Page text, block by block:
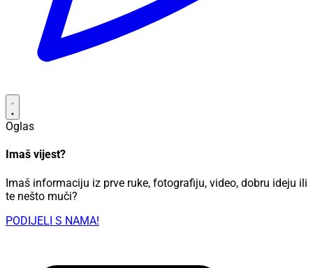
Oglas
Imaš vijest?
Imaš informaciju iz prve ruke, fotografiju, video, dobru ideju ili
te nešto muči?
PODIJELI S NAMA!